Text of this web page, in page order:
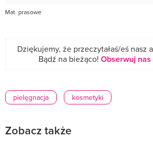
Mat. prasowe
Dziękujemy, że przeczytałaś/eś nasz
Bądź na bieżąco! Obserwuj
pielęgnacja kosmetyki
Zobacz także